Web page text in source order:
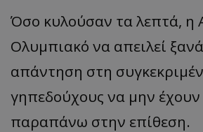
Όσο κυλούσαν τα λεπτά, η
Ολυμπιακό να απειλεί
απάντηση στη
γηπεδούχους να μην έχουν
παραπάνω στην επίθεση.